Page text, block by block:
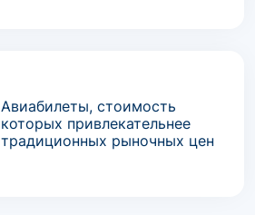
Авиабилеты, стоимость
которых привлекательнее
традиционных рыночных цен